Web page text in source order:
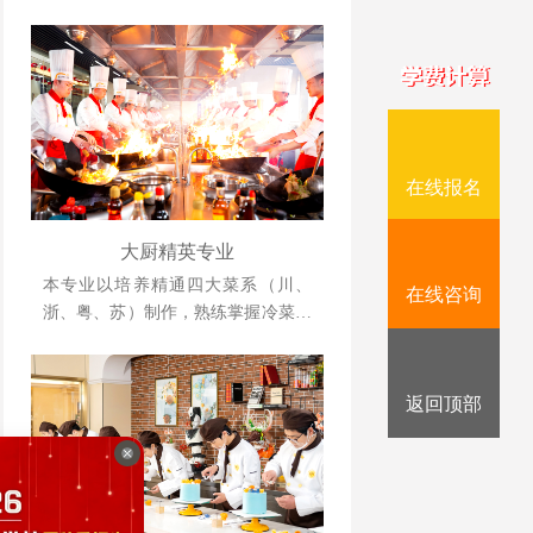
创业、创新能力强的综合型人才。
大厨精英专业
本专业以培养精通四大菜系（川、
浙、粤、苏）制作，熟练掌握冷菜、
并具备创业能力的人才为目标。
在线报名
在线咨询
返回顶部